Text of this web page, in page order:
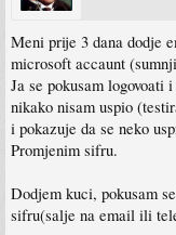
Meni prije 3 dana dodje
microsoft accaunt
Ja se pokusam
nikako nisam uspio
i pokazuje da se neko
Promjenim sifru.
Dodjem kuci, pokusam
sifru(salje na email ili